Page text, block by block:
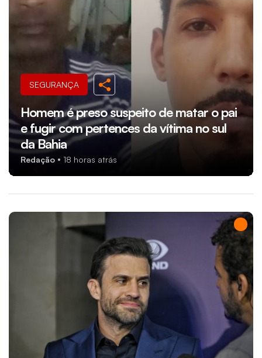
SEGURANÇA
Homem é preso suspeito de matar o pai
e fugir com pertences da vítima no sul
da Bahia
Redação 18 horas atrás